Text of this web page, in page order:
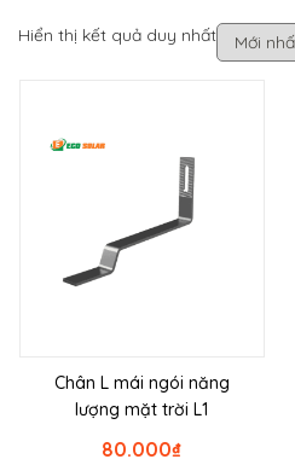
Hiển thị kết quả duy nhất
Chân L mái ngói năng
lượng mặt trời L1
₫
80.000